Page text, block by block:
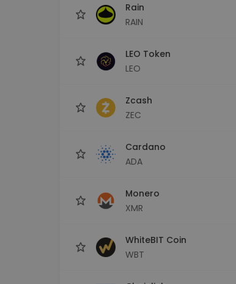
Rain
RAIN
LEO Token
LEO
Zcash
ZEC
Cardano
ADA
Monero
XMR
WhiteBIT Coin
WBT